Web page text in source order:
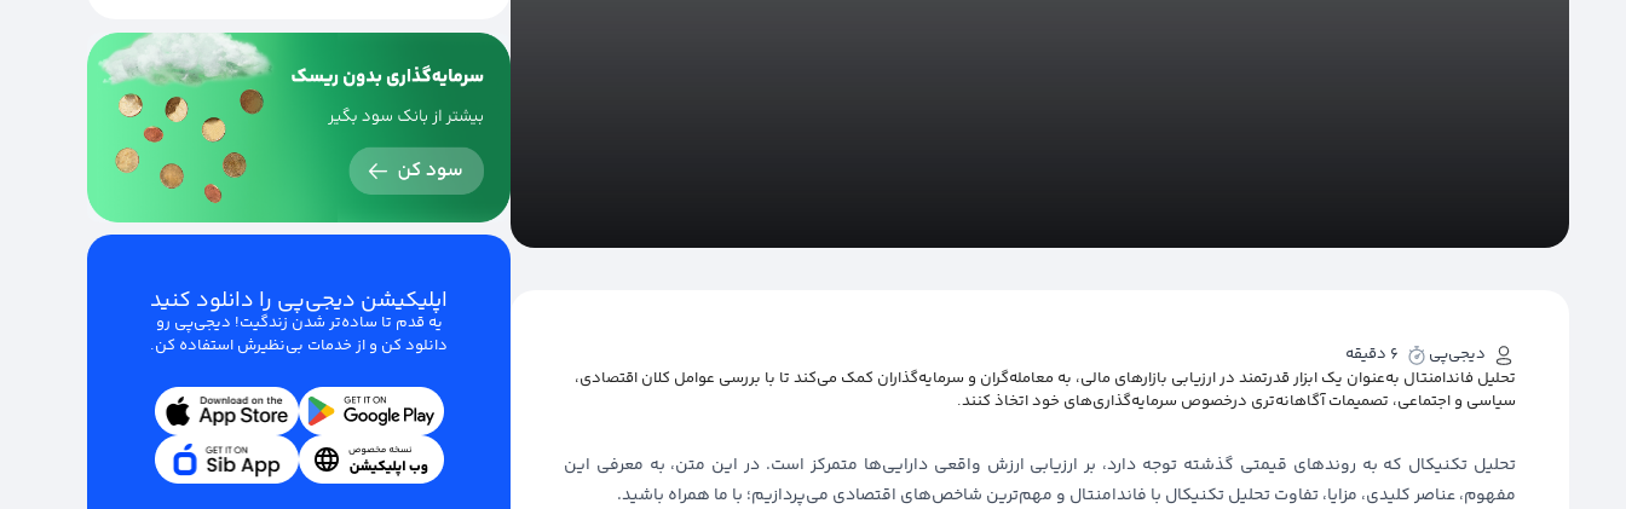
دیجی‌پی
6 دقیقه
تحلیل فاندامنتال به‌عنوان یک ابزار قدرتمند در ارزیابی بازارهای مالی، به معامله‌گران و سرمایه‌گذاران کمک می‌کند تا با بررسی عوامل کلان اقتصادی،
سیاسی و اجتماعی، تصمیمات آگاهانه‌تری درخصوص سرمایه‌گذاری‌های خود اتخاذ کنند.
تحلیل تکنیکال که به روندهای قیمتی گذشته توجه دارد، بر ارزیابی ارزش واقعی دارایی‌ها متمرکز است. در این متن، به معرفی این
مفهوم، عناصر کلیدی، مزایا، تفاوت تحلیل تکنیکال با فاندامنتال و مهم‌ترین شاخص‌های اقتصادی می‌پردازیم؛ با ما همراه باشید.
اپلیکیشن دیجی‌پی را دانلود کنید
یه قدم تا ساده‌تر شدن زندگیت! دیجی‌پی رو
دانلود کن و از خدمات بی‌نظیرش استفاده کن.